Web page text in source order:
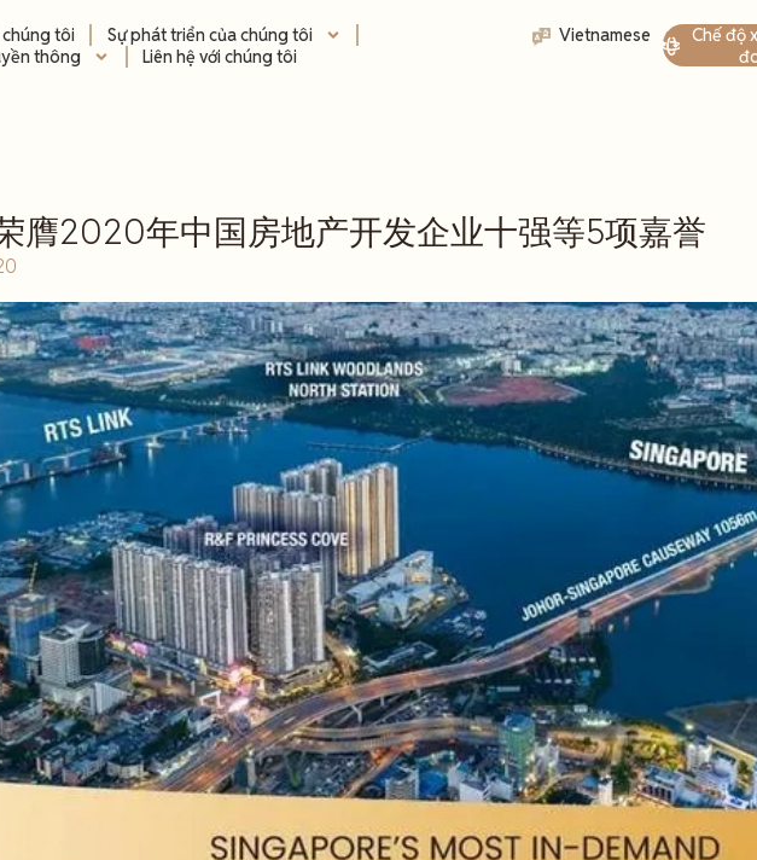
tôi
Sự phát triển của chúng tôi
thông
Liên hệ với chúng tôi
Vietnamese
Chế độ
膺2020年中国房地产开发企业十强等5项嘉誉